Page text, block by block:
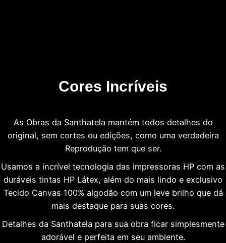
Cores Incríveis
As Obras da Santhatela mantém todos detalhes do
original, sem cortes ou edições, como uma verdadeira
Reprodução tem que ser.
Usamos a incrível tecnologia das impressoras HP com as
duráveis tintas HP Látex, além do mais lindo e exclusivo
Tecido Canvas 100% algodão com um leve brilho que dá
mais destaque para suas cores.
Detalhes da Santhatela para sua obra ficar simplesmente
adorável e perfeita em seu ambiente.